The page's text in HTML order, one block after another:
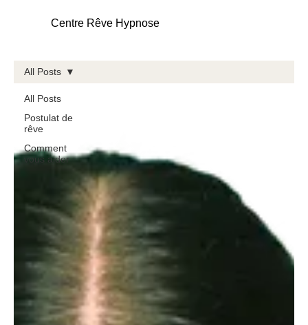
Centre Rêve Hypnose
All Posts
Postulat de
rêve
Comment
vous aider
All Posts